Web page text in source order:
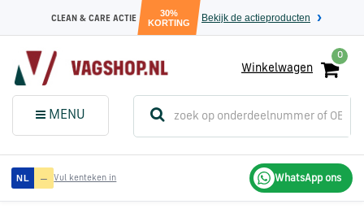
CLEAN & CARE ACTIE
30%
KORTING
Bekijk de actieproducten
0
Winkelwagen
MENU
Menu (Sluit dit
menuvenster)
Audi
onderdelen
NL — Vul kenteken in WhatsApp ons